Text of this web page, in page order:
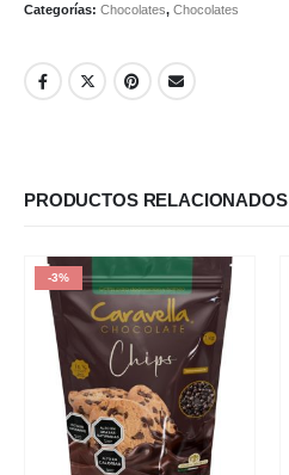
Categorías: Chocolates, Chocolates
PRODUCTOS RELACIONADOS
-3%